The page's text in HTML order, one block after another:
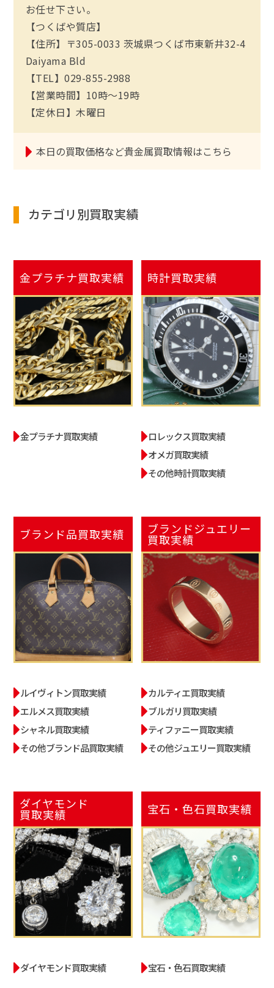
お任せ下さい。
【つくばや質店】
【住所】〒305-0033 茨城県つくば市東新井32-4
Daiyama Bld
【TEL】029-855-2988
【営業時間】10時～19時
【定休日】木曜日
本日の買取価格など貴金属買取情報はこちら
カテゴリ別買取実績
金プラチナ買取実績
金プラチナ買取実績
時計買取実績
ロレックス買取実績
オメガ買取実績
その他時計買取実績
ブランド品買取実績
ルイヴィトン買取実績
エルメス買取実績
シャネル買取実績
その他ブランド品買取実績
ブランドジュエリー
買取実績
カルティエ買取実績
ブルガリ買取実績
ティファニー買取実績
その他ジュエリー買取実績
ダイヤモンド
買取実績
ダイヤモンド買取実績
宝石・色石買取実績
宝石・色石買取実績